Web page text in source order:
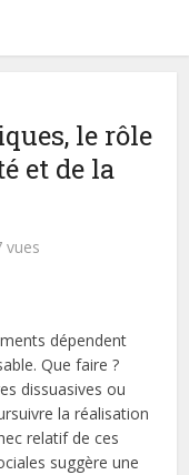
le rôle
et de la
vues
dépendent
Que faire ?
dissuasives ou
la réalisation
relatif de ces
suggère une